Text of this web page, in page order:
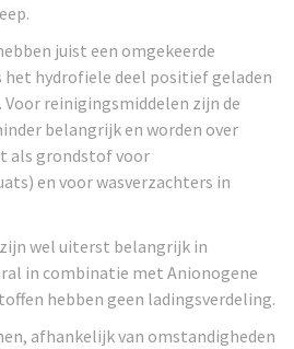
juist een omgekeerde
hydrofiele deel positief geladen
Voor reinigingsmiddelen zijn de
belangrijk en worden over
als grondstof voor
en voor wasverzachters in
zijn wel uiterst belangrijk in
in combinatie met Anionogene
hebben geen ladingsverdeling.
afhankelijk van omstandigheden